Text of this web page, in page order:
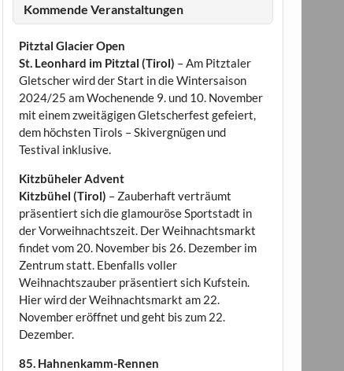
Kommende Veranstaltungen
Pitztal Glacier Open
St. Leonhard im Pitztal (Tirol) – Am Pitztaler
Gletscher wird der Start in die Wintersaison
2024/25 am Wochenende 9. und 10. November
mit einem zweitägigen Gletscherfest gefeiert,
dem höchsten Tirols – Skivergnügen und
Testival inklusive.
Kitzbüheler Advent
Kitzbühel (Tirol) – Zauberhaft verträumt
präsentiert sich die glamouröse Sportstadt in
der Vorweihnachtszeit. Der Weihnachtsmarkt
findet vom 20. November bis 26. Dezember im
Zentrum statt. Ebenfalls voller
Weihnachtszauber präsentiert sich Kufstein.
Hier wird der Weihnachtsmarkt am 22.
November eröffnet und geht bis zum 22.
Dezember.
85. Hahnenkamm-Rennen